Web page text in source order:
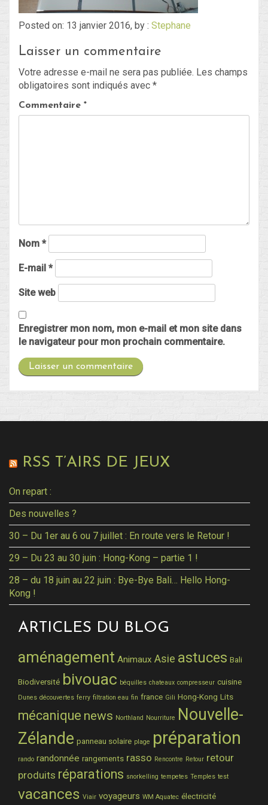
Posted on: 13 janvier 2016, by : Stephane
Laisser un commentaire
Votre adresse e-mail ne sera pas publiée. Les champs
obligatoires sont indiqués avec *
Commentaire *
Nom *
E-mail *
Site web
Enregistrer mon nom, mon e-mail et mon site dans
le navigateur pour mon prochain commentaire.
RSS T’AIRS DE JEUX
On repart :
Des nouvelles ?
30 – Du 1er au 6 ou 7 juillet : En route vers le Retour !
29 – Du 23 au 30 juin : Hong-Kong – partie 1 !
28 – du 18 juin au 22 juin : Bye-Bye Bali… Hello Hong-
Kong !
ARTICLES DU BLOG
aménagement Animaux Asie astuces Bali
Biodiversité bivouac béquilles chateaux compresseur cuisine
Dunes découvertes ferry filtration eau fin france Gili Hong-Kong Lits
mécanique news Northland Nourriture Nouvelle-
Zélande panneau solaire plage préparation
rando randonnée rangements rasso Rencontre Retour retour
produits réparations snorkelling tempetes Temples test
vacances Viair voyageurs WM Aquatec électricité